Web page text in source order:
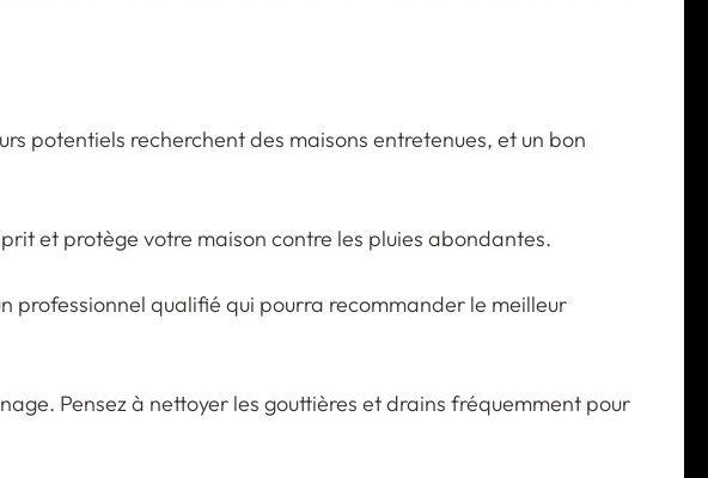
potentiels recherchent des maisons entretenues, et un bon
et protège votre maison contre les pluies abondantes.
professionnel qualifié qui pourra recommander le meilleur
Pensez à nettoyer les gouttières et drains fréquemment pour